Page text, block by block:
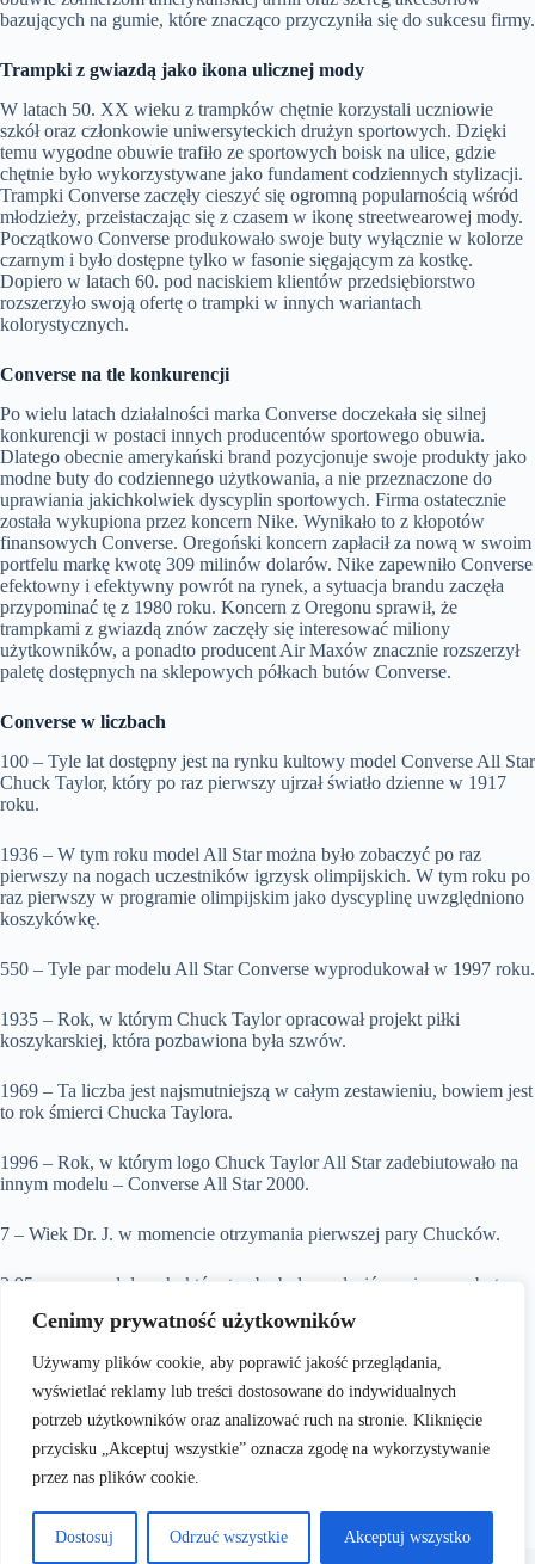
Cenimy prywatność użytkowników
Używamy plików cookie, aby poprawić jakość przeglądania,
wyświetlać reklamy lub treści dostosowane do indywidualnych
potrzeb użytkowników oraz analizować ruch na stronie. Kliknięcie
przycisku „Akceptuj wszystkie” oznacza zgodę na wykorzystywanie
przez nas plików cookie.
Dostosuj Odrzuć wszystkie Akceptuj wszystko
bazujących na gumie, które znacząco przyczyniła się do sukcesu firmy.
Trampki z gwiazdą jako ikona ulicznej mody
W latach 50. XX wieku z trampków chętnie korzystali uczniowie
szkół oraz członkowie uniwersyteckich drużyn sportowych. Dzięki
temu wygodne obuwie trafiło ze sportowych boisk na ulice, gdzie
chętnie było wykorzystywane jako fundament codziennych stylizacji.
Trampki Converse zaczęły cieszyć się ogromną popularnością wśród
młodzieży, przeistaczając się z czasem w ikonę streetwearowej mody.
Początkowo Converse produkowało swoje buty wyłącznie w kolorze
czarnym i było dostępne tylko w fasonie sięgającym za kostkę.
Dopiero w latach 60. pod naciskiem klientów przedsiębiorstwo
rozszerzyło swoją ofertę o trampki w innych wariantach
kolorystycznych.
Converse na tle konkurencji
Po wielu latach działalności marka Converse doczekała się silnej
konkurencji w postaci innych producentów sportowego obuwia.
Dlatego obecnie amerykański brand pozycjonuje swoje produkty jako
modne buty do codziennego użytkowania, a nie przeznaczone do
uprawiania jakichkolwiek dyscyplin sportowych. Firma ostatecznie
została wykupiona przez koncern Nike. Wynikało to z kłopotów
finansowych Converse. Oregoński koncern zapłacił za nową w swoim
portfelu markę kwotę 309 milinów dolarów. Nike zapewniło Converse
efektowny i efektywny powrót na rynek, a sytuacja brandu zaczęła
przypominać tę z 1980 roku. Koncern z Oregonu sprawił, że
trampkami z gwiazdą znów zaczęły się interesować miliony
użytkowników, a ponadto producent Air Maxów znacznie rozszerzył
paletę dostępnych na sklepowych półkach butów Converse.
Converse w liczbach
100 – Tyle lat dostępny jest na rynku kultowy model Converse All Star
Chuck Taylor, który po raz pierwszy ujrzał światło dzienne w 1917
roku.
1936 – W tym roku model All Star można było zobaczyć po raz
pierwszy na nogach uczestników igrzysk olimpijskich. W tym roku po
raz pierwszy w programie olimpijskim jako dyscyplinę uwzględniono
koszykówkę.
550 – Tyle par modelu All Star Converse wyprodukował w 1997 roku.
1935 – Rok, w którym Chuck Taylor opracował projekt piłki
koszykarskiej, która pozbawiona była szwów.
1969 – Ta liczba jest najsmutniejszą w całym zestawieniu, bowiem jest
to rok śmierci Chucka Taylora.
1996 – Rok, w którym logo Chuck Taylor All Star zadebiutowało na
innym modelu – Converse All Star 2000.
7 – Wiek Dr. J. w momencie otrzymania pierwszej pary Chucków.
3,95 – cena w dolarach, którą trzeba było zapłacić za pierwsze buty
1939 – Data rozegrania pierwszego meczu mistrzowskiego NCAA.
Obie drużyny pojawiły się na parkiecie w trampkach sygnowanych
gwiazdą.
Źródło zdjęć: https://wallpaperscraft.com/tag/converse/1920×1080
Terms & Services